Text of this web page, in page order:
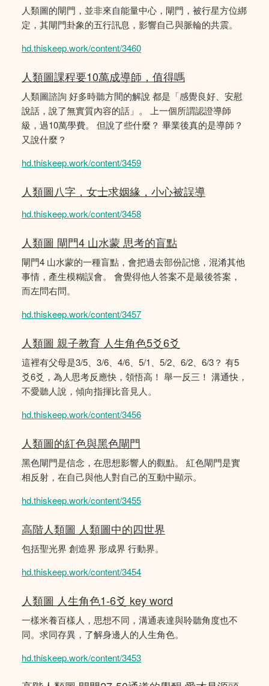
人類圖的閘門，並非來自能量中心，閘門，被行星方位綁
定，其閘門卦象的五行訊息，影響自己與脈輪的共震。
hd.thiskeep.work/content/3460
人類圖課程要10萬成導師，值得嗎
人類圖諮詢 好多時聽方間的解說 都是「感覺良好、安慰
說話，說了無實質內容的話」。 上一個所謂認證導師
級，過10萬學費。 但說了些什麼？ 畢業後真的是導師？
又說什麼？
hd.thiskeep.work/content/3459
人類圖八字，女士求姻緣，小心被誤導
hd.thiskeep.work/content/3458
人類圖 閘門4 山水蒙 思考的盲點
閘門4 山水蒙的一種盲點，會把過去部份記憶，混淆其他
事情，產生模糊誤會。 會覺得他人答案不是最後答案，
而左問右問。
hd.thiskeep.work/content/3457
人類圖 親子教育 人生角色5爻6爻
這裡有父母是3/5、3/6、4/6、5/1、5/2、6/2、6/3？ 有5
爻6爻，為人思考反應快，領悟高！ 舉一反三！ 溝通快，
不愛聽人說，傾向指揮比音見人。
hd.thiskeep.work/content/3456
人類圖的紅色與黑色閘門
黑色閘門是信念，在思想影響人的觀點。 紅色閘門是實
相反射，在自己與他人對自己的互動中顯示。
hd.thiskeep.work/content/3455
高階人類圖 人類圖中的四世界
包括聖光界 創造界 形成界 行動界。
hd.thiskeep.work/content/3454
人類圖 人生角色1-6爻 key word
一樣米養百樣人，思想不同，溝通表達與聆聽角度也不
同。求同存異，了解身邊人的人生角色。
hd.thiskeep.work/content/3453